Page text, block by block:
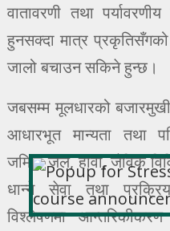
वातावरणी तथा
हुनसक्दा मात्र प्रकृतिसँगको
जालो बचाउन सकिने हुन्छ।
जबसम्म मूलधारको
आधारभूत मान्यता तथा
जमिन, जल, हावा, जैविक
धान्ने सेवा तथा
विश्लेषणमा